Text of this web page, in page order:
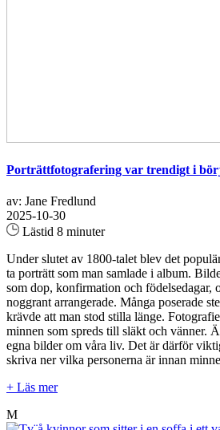
Porträttfotografering var trendigt i
av: Jane Fredlund
2025-10-30
Lästid 8 minuter
Under slutet av 1800-talet blev det
ta porträtt som man samlade i album.
som dop, konfirmation och födelsedagar,
noggrant arrangerade. Många poserade
krävde att man stod stilla länge.
minnen som spreds till släkt och vänner.
egna bilder om våra liv. Det är därför
skriva ner vilka personerna är innan
+ Läs mer
M